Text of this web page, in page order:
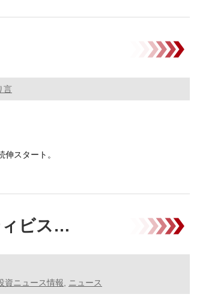
言
伸スタート。
ィビス…
資ニュース情報 ニュース